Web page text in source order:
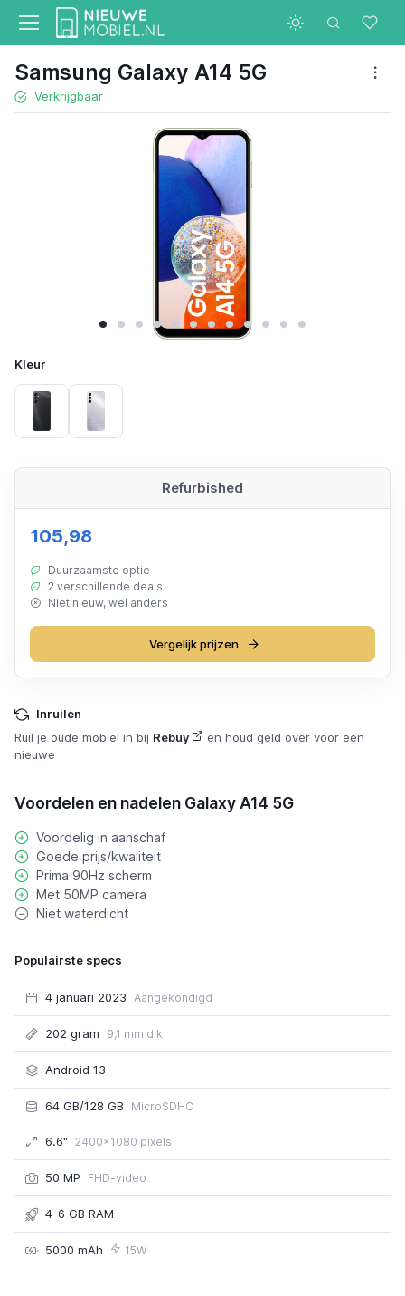
Samsung Galaxy A14 5G
Verkrijgbaar
Kleur
Black Silver
Refurbished
105,98
Duurzaamste optie
2 verschillende deals
Niet nieuw, wel anders
Vergelijk prijzen
Inruilen
Ruil je oude mobiel in bij Rebuy
en houd geld over voor een
nieuwe
Voordelen en nadelen Galaxy A14 5G
Voordelig in aanschaf
Goede prijs/kwaliteit
Prima 90Hz scherm
Met 50MP camera
Niet waterdicht
Populairste specs
4 januari 2023 Aangekondigd
202 gram 9,1 mm dik
Android 13
64 GB/128 GB MicroSDHC
6.6" 2400x1080 pixels
50 MP FHD-video
4-6 GB RAM
5000 mAh 15W